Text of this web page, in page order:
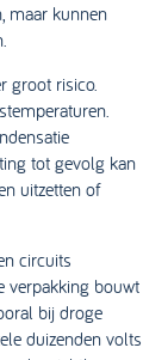
maar kunnen
groot risico.
tot gevolg kan
uitzetten of
circuits
verpakking bouwt
bij droge
duizenden volts